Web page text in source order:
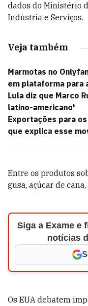
dados do Ministério
Indústria e Serviços.
Veja também
Marmotas no
em plataforma para
Lula diz que Marco
latino-americano'
Exportações para
que explica esse
Entre os produtos
gusa, açúcar de
Siga a Exame e
notícias
Os EUA debatem